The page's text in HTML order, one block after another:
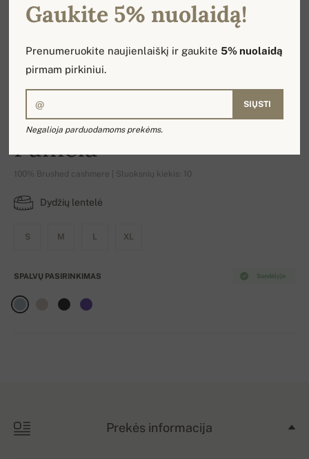
Pamela
100% Brushed cashmere | Sluoksnių kiekis: 10
Dydžių lentelė
S M L XL
Sandėlyje
SPALVŲ PASIRINKIMAS
Prekės informacija
Gaukite 5% nuolaidą!
Prenumeruokite naujienlaiškį ir gaukite5% nuolaidą
pirmam pirkiniui.
SIŲSTI
Negalioja parduodamoms prekėms.